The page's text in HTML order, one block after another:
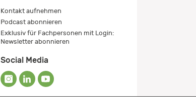
Kontakt aufnehmen
Podcast abonnieren
Exklusiv für Fachpersonen mit Login:
Newsletter abonnieren
Social Media